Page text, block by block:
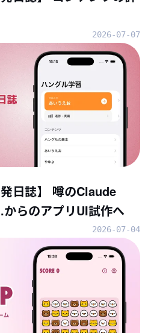
2026-07-07
日誌】 噂のClaude
らのアプリUI試作へ
2026-07-04